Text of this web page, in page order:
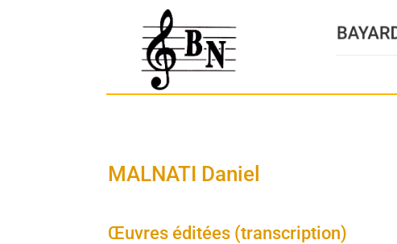
MALNATI Daniel
Œuvres éditées (transcription)